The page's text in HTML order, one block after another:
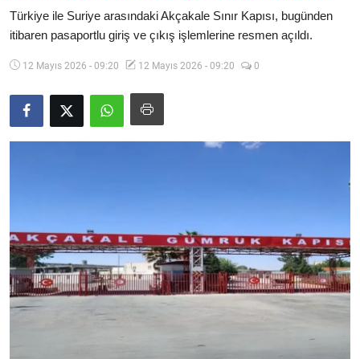
Güncel
Makaleler
Yazarlar
Arşiv
Türkiye ile Suriye arasındaki Akçakale Sınır Kapısı, bugünden
itibaren pasaportlu giriş ve çıkış işlemlerine resmen açıldı.
12 Mayıs 2026 - 09:20 12 Mayıs 2026 - 09:20 0